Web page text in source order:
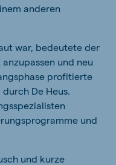
anderen
war, bedeutete der
und neu
profitierte
De Heus.
und
und kurze